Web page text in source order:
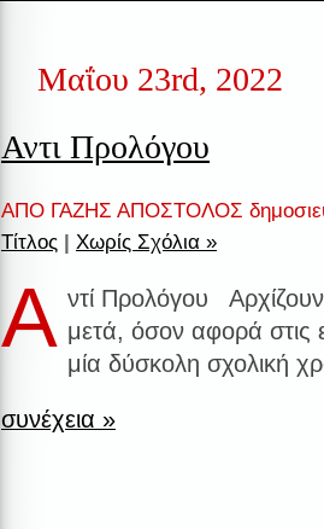
Μαΐου 23rd, 2022
Αντι Προλόγου
ΑΠΟ ΓΑΖΗΣ ΑΠΟΣΤΟΛΟΣ
Τίτλος | Χωρίς Σχόλια »
Α ντί Προλόγου
μετά, όσον αφορά στις
μία δύσκολη σχολική
συνέχεια »